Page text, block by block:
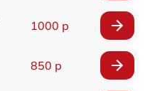
1000 р
850 р